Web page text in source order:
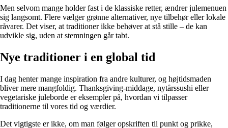
Men selvom mange holder fast i de klassiske retter, ændrer julemenuen
sig langsomt. Flere vælger grønne alternativer, nye tilbehør eller lokale
råvarer. Det viser, at traditioner ikke behøver at stå stille – de kan
udvikle sig, uden at stemningen går tabt.
Nye traditioner i en global tid
I dag henter mange inspiration fra andre kulturer, og højtidsmaden
bliver mere mangfoldig. Thanksgiving-middage, nytårssushi eller
vegetariske juleborde er eksempler på, hvordan vi tilpasser
traditionerne til vores tid og værdier.
Det vigtigste er ikke, om man følger opskriften til punkt og prikke,